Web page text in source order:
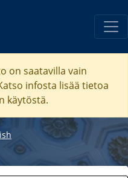
on saatavilla vain
infosta lisää tietoa
käytöstä.